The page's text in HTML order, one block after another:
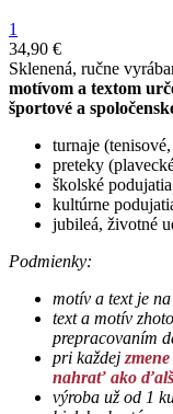
1
34,90 €
Sklenená, ručne
motívom a textom
športové a
turnaje
preteky
školské podujatia
kultúrne
jubileá, životné
Podmienky:
motív a text je
text a motív
prepracovaním
pri každej
nahrať ako
výroba už od 1